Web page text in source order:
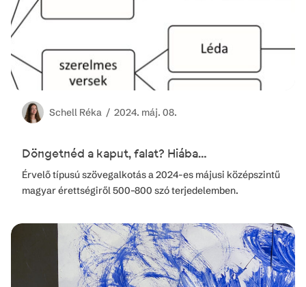
Schell Réka / 2024. máj. 08.
Döngetnéd a kaput, falat? Hiába…
Érvelő típusú szövegalkotás a 2024-es májusi középszintű
magyar érettségiről 500–800 szó terjedelemben.